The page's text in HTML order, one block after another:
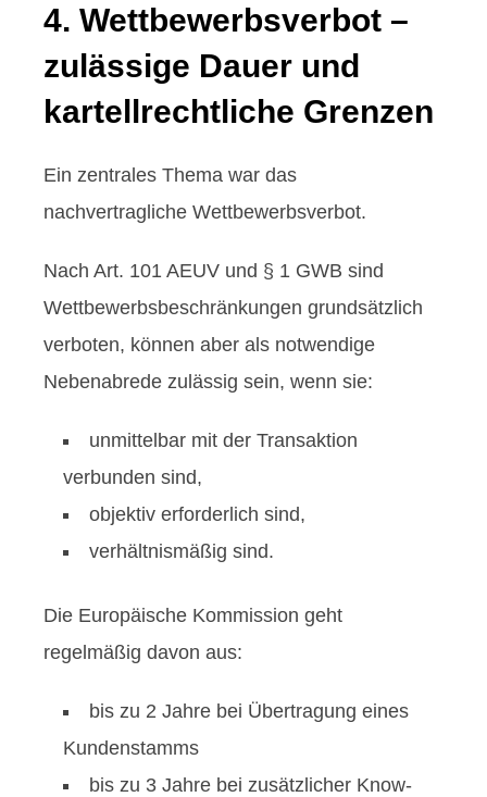
4. Wettbewerbsverbot –
zulässige Dauer und
kartellrechtliche Grenzen
Ein zentrales Thema war das
nachvertragliche Wettbewerbsverbot.
Nach Art. 101 AEUV und § 1 GWB sind
Wettbewerbsbeschränkungen grundsätzlich
verboten, können aber als notwendige
Nebenabrede zulässig sein, wenn sie:
unmittelbar mit der Transaktion
verbunden sind,
objektiv erforderlich sind,
verhältnismäßig sind.
Die Europäische Kommission geht
regelmäßig davon aus:
bis zu 2 Jahre bei Übertragung eines
Kundenstamms
bis zu 3 Jahre bei zusätzlicher Know-